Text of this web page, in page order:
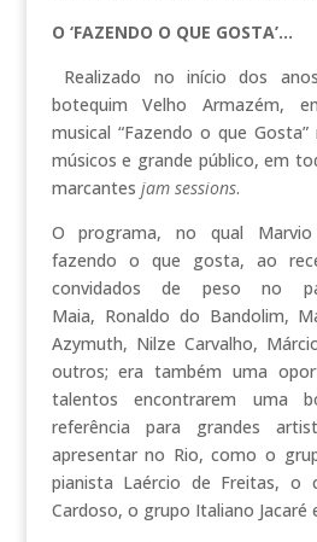
O ‘FAZENDO O QUE GOSTA’…
Realizado no início dos
botequim Velho Armazém,
musical “Fazendo o que
músicos e grande público, em
marcantes jam sessions.
O programa, no qual Marvio
fazendo o que gosta, ao
convidados de peso no
Maia, Ronaldo do Bandolim,
Azymuth, Nilze Carvalho,
outros; era também uma
talentos encontrarem uma
referência para grandes
apresentar no Rio, como o
pianista Laércio de Freitas, o
Cardoso, o grupo Italiano Jacaré